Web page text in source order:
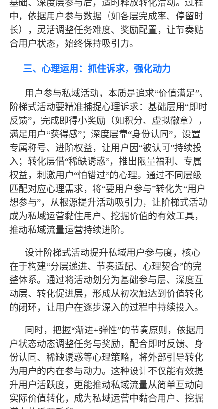
基础、深度层参与后，适时释放转化活动。过程
中，依据用户参与数据（如各层完成率、停留时
长），灵活调整任务难度、奖励配置，让节奏贴
合用户状态，始终保持吸引力。
三、心理运用：抓住诉求，强化动力
用户参与私域活动，本质是追求“价值满足”。
阶梯式活动要精准捕捉心理诉求：基础层用“即时
反馈”，完成即得小奖励（如积分、虚拟徽章），
满足用户“获得感”；深度层靠“身份认同”，设置
专属称号、进阶权益，让用户因“被认可”持续投
入；转化层借“稀缺诱惑”，推出限量福利、专属
权益，刺激用户“怕错过”的心理。通过不同层级
匹配对应心理需求，将“要用户参与”转化为“用户
想参与”，从根源提升活动吸引力，让阶梯式活动
成为私域运营黏住用户、挖掘价值的有效工具，
推动私域流量运营持续进阶。
设计阶梯式活动提升私域用户参与度，核心
在于构建“分层递进、节奏适配、心理契合”的完
整体系。通过将活动划分为基础参与层、深度互
动层、转化促进层，形成从初次触达到价值转化
的闭环，让用户在逐步深入的过程中持续投入。
同时，把握“渐进+弹性”的节奏原则，依据用
户状态动态调整任务与奖励，配合即时反馈、身
份认同、稀缺诱惑等心理策略，将外部引导转化
为用户的内在参与动力。这种设计不仅能有效提
升用户活跃度，更能推动私域流量从简单互动向
实际价值转化，成为私域运营中黏合用户、挖掘